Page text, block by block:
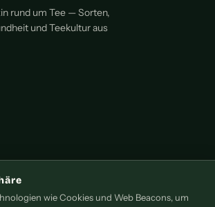
rund um Tee — Sorten,
und Teekultur aus
wie Cookies und Web Beacons, um